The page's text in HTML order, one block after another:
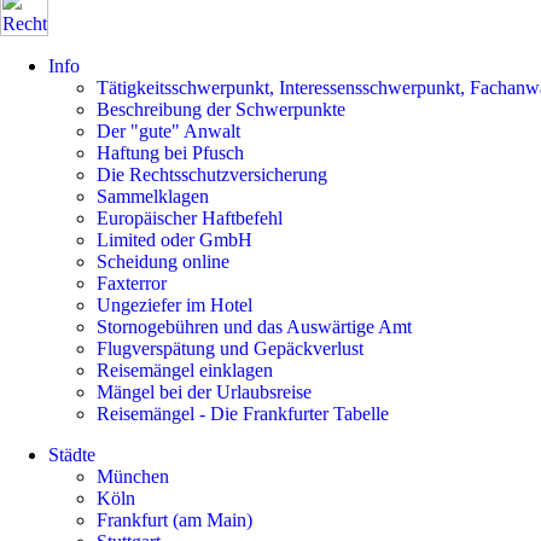
Info
Tätigkeitsschwerpunkt, Interessensschwerpunkt,
Beschreibung der Schwerpunkte
Der "gute" Anwalt
Haftung bei Pfusch
Die Rechtsschutzversicherung
Sammelklagen
Europäischer Haftbefehl
Limited oder GmbH
Scheidung online
Faxterror
Ungeziefer im Hotel
Stornogebühren und das Auswärtige Amt
Flugverspätung und Gepäckverlust
Reisemängel einklagen
Mängel bei der Urlaubsreise
Reisemängel - Die Frankfurter Tabelle
Städte
München
Köln
Frankfurt (am Main)